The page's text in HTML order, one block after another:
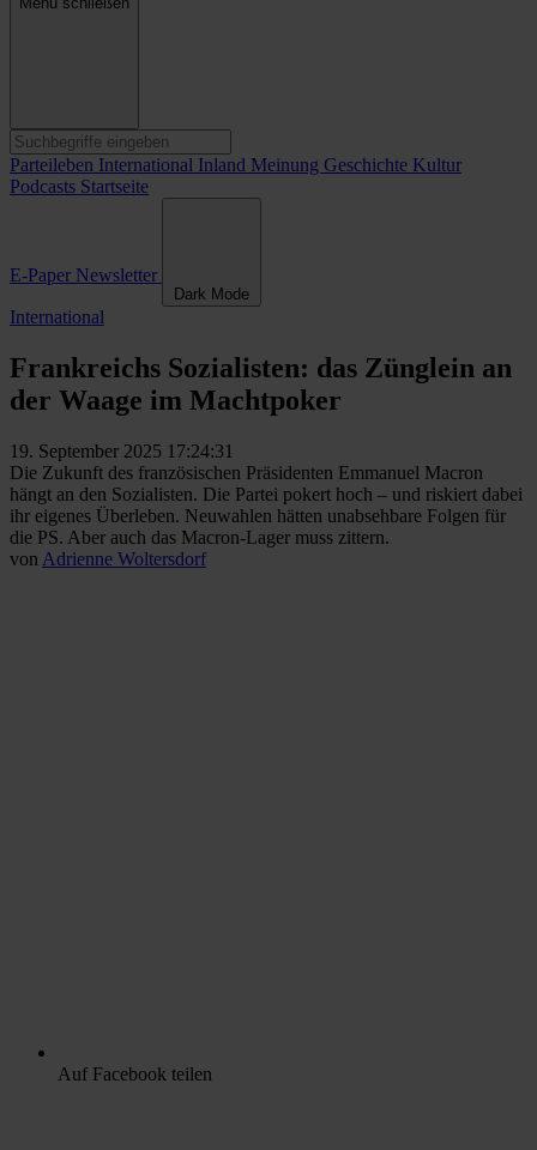
Parteileben International Inland Meinung Geschichte Kultur
Podcasts Startseite
E-Paper Newsletter
Dark Mode
International
Frankreichs Sozialisten: das Zünglein an
der Waage im Machtpoker
19. September 2025 17:24:31
Die Zukunft des französischen Präsidenten Emmanuel Macron
hängt an den Sozialisten. Die Partei pokert hoch – und riskiert dabei
ihr eigenes Überleben. Neuwahlen hätten unabsehbare Folgen für
die PS. Aber auch das Macron-Lager muss zittern.
von Adrienne Woltersdorf
Auf Facebook teilen